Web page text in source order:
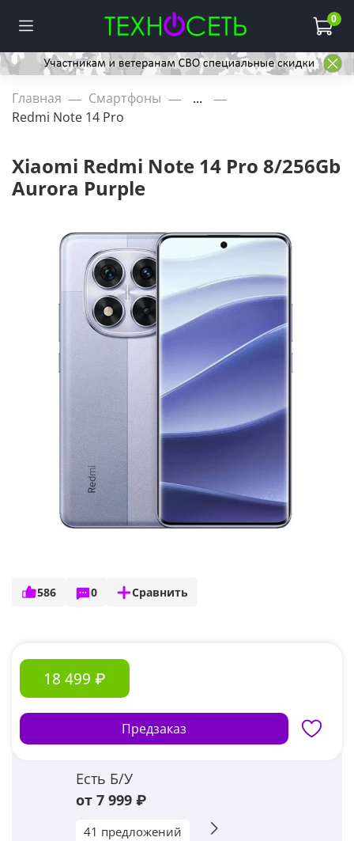
0
Главная Смартфоны
...
Redmi Note 14 Pro
Xiaomi Redmi Note 14 Pro 8/256Gb
Aurora Purple
586 0 Сравнить
18 499 ₽
Предзаказ
Есть Б/У
от 7 999 ₽
41 предложений